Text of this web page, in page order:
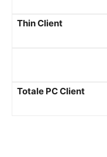
Thin Client
Totale PC Client